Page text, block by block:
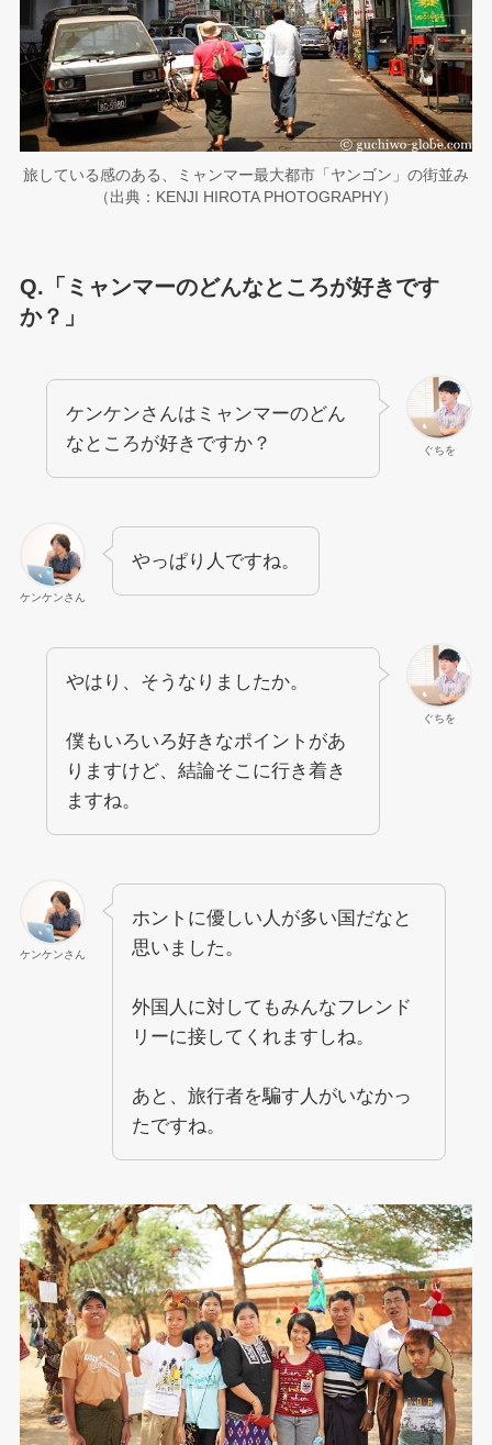
旅している感のある、ミャンマー最大都市「ヤンゴン」の街並み
（出典：KENJI HIROTA PHOTOGRAPHY）
Q.「ミャンマーのどんなところが好きです
か？」
ぐちを
ケンケンさんはミャンマーのどん
なところが好きですか？
ケンケンさん
やっぱり人ですね。
ぐちを
やはり、そうなりましたか。
僕もいろいろ好きなポイントがあ
りますけど、結論そこに行き着き
ますね。
ケンケンさん
ホントに優しい人が多い国だなと
思いました。
外国人に対してもみんなフレンド
リーに接してくれますしね。
あと、旅行者を騙す人がいなかっ
たですね。